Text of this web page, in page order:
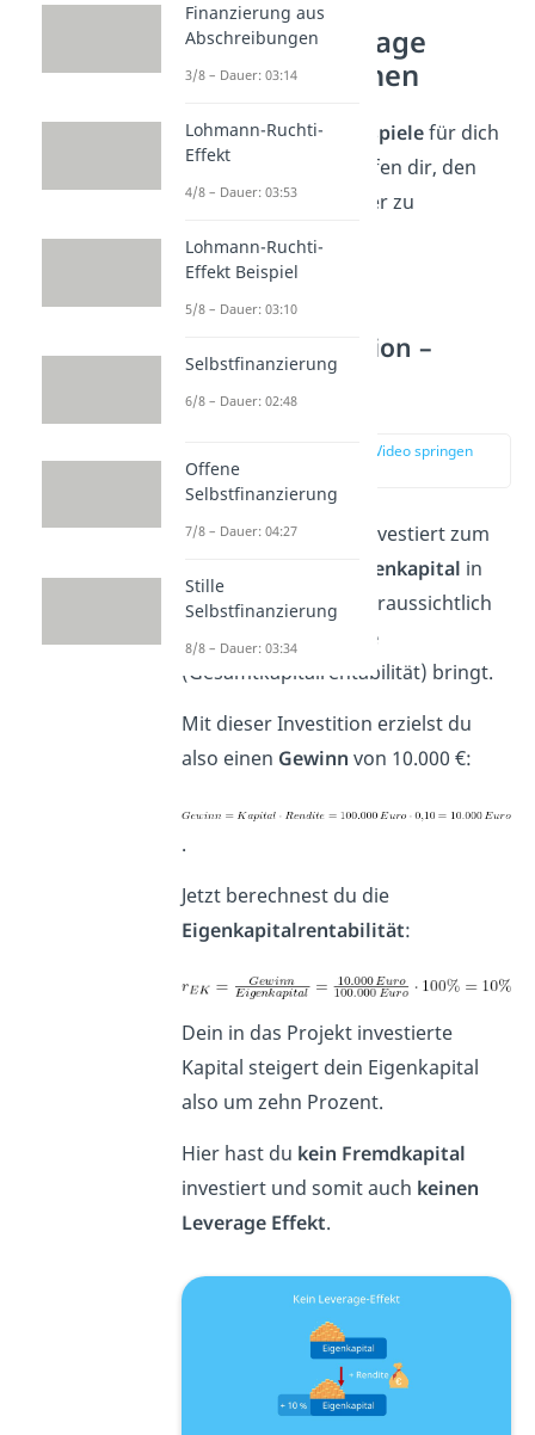
Beispiel Leverage
Effekt berechnen
Wir haben einige Beispielefür dich
vorbereitet, diese helfen dir, den
Leverage Effekt besser zu
verstehen.
Beispiel 1:
Ausgangssituation –
Investition von
Eigenkapital
zur Stelle im Video springen
Dein Unternehmen investiert zum
Eigenkapital in
ein Projekt, das dir voraussichtlich
zehn Prozent
Rendite
(Gesamtkapitalrentabilität) bringt.
Mit dieser Investition erzielst du
also einen Gewinn von 10.000 €:
.
Jetzt berechnest du die
Eigenkapitalrentabilität:
Dein in das Projekt investierte
Kapital steigert dein Eigenkapital
also um zehn Prozent.
Hier hast du kein Fremdkapital
investiert und somit auch keinen
Leverage Effekt.
Finanzierung aus
Abschreibungen
3/8 – Dauer: 03:14
Lohmann-Ruchti-
Effekt
4/8 – Dauer: 03:53
Lohmann-Ruchti-
Effekt Beispiel
5/8 – Dauer: 03:10
Selbstfinanzierung
6/8 – Dauer: 02:48
Offene
Selbstfinanzierung
7/8 – Dauer: 04:27
Stille
Selbstfinanzierung
8/8 – Dauer: 03:34